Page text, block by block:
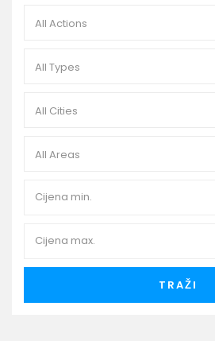
All Actions
All Types
All Cities
All Areas
TRAŽI